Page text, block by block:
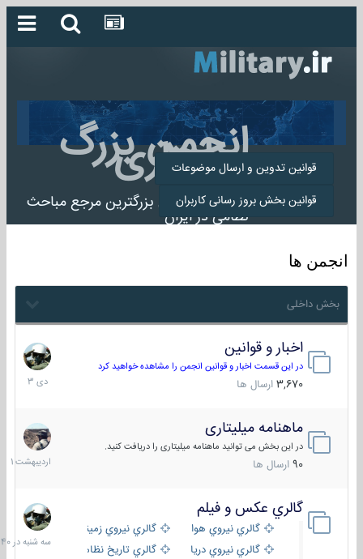
انجمن بزرگ
میلیتاری
انجمن میلیتاری بزرگترین مرجع مباحث
نظامی در ایران
قوانین تدوین و ارسال موضوعات
قوانین بخش بروز رسانی کاربران
انجمن ها
بخش داخلی
اخبار و قوانین
در این قسمت اخبار و قوانین انجمن را مشاهده خواهید کرد
3,670 ارسال ها
22
دی
1403
ماهنامه میلیتاری
در این بخش می توانید ماهنامه میلیتاری را دریافت کنید.
90 ارسال ها
30
1401
گالري عكس و فيلم
گالري نيروي هوايي
گالري نيروي زميني
گالري نيروي دريايي
گالري تاریخ نظامی
سه
شنبه
در